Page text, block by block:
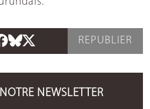
REPUBLIER
NEWSLETTER